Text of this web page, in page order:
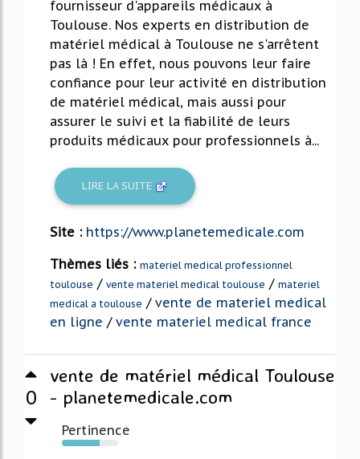
fournisseur d'appareils médicaux à
Toulouse. Nos experts en distribution de
matériel médical à Toulouse ne s'arrêtent
pas là ! En effet, nous pouvons leur faire
confiance pour leur activité en distribution
de matériel médical, mais aussi pour
assurer le suivi et la fiabilité de leurs
produits médicaux pour professionnels à...
LIRE LA SUITE
Site : https://www.planetemedicale.com
Thèmes liés : materiel medical professionnel
toulouse / vente materiel medical toulouse / materiel
medical a toulouse / vente de materiel medical
en ligne / vente materiel medical france
0
vente de matériel médical Toulouse
- planetemedicale.com
Pertinence
67%